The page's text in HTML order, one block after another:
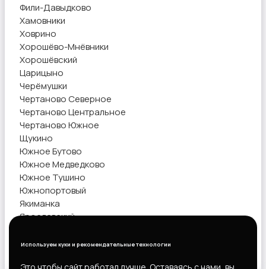
Используем куки и рекомендательные технологии
Фили-Давыдково
Хамовники
Ховрино
Хорошёво-Мнёвники
Хорошёвский
Царицыно
Черёмушки
Чертаново Северное
Чертаново Центральное
Чертаново Южное
Щукино
Южное Бутово
Южное Медведково
Южное Тушино
Южнопортовый
Якиманка
Ярославский
Показать объявления